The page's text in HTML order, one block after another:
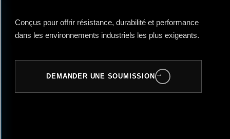
Conçus pour offrir résistance, durabilité et performance
dans les environnements industriels les plus exigeants.
DEMANDER UNE SOUMISSION →